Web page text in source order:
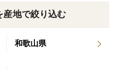
産地で絞り込む
和歌山県